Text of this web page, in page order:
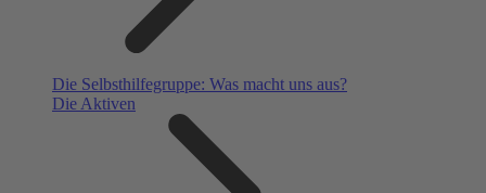
Die Selbsthilfegruppe: Was macht uns aus?
Die Aktiven